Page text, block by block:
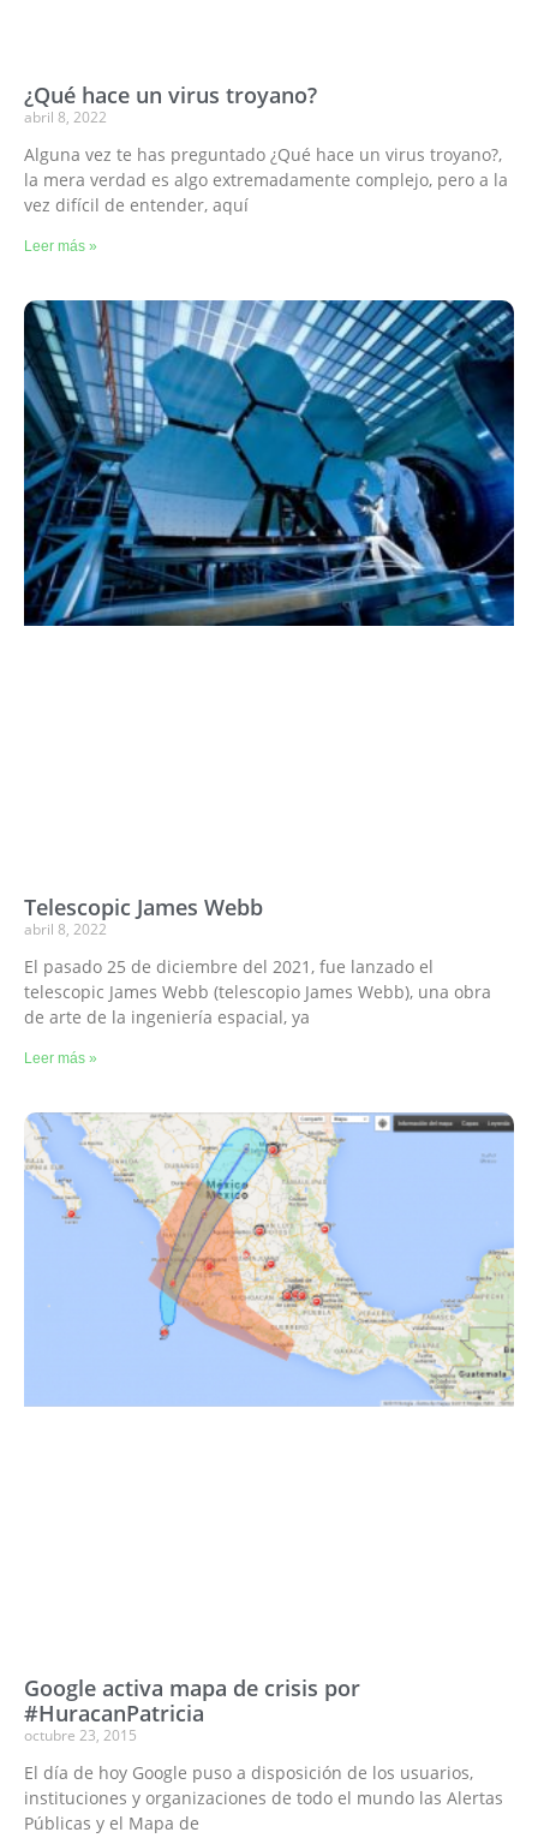
¿Qué hace un virus troyano?
abril 8, 2022
Alguna vez te has preguntado ¿Qué hace un virus troyano?,
la mera verdad es algo extremadamente complejo, pero a la
vez difícil de entender, aquí
Leer más »
Telescopic James Webb
abril 8, 2022
El pasado 25 de diciembre del 2021, fue lanzado el
telescopic James Webb (telescopio James Webb), una obra
de arte de la ingeniería espacial, ya
Leer más »
Google activa mapa de crisis por
#HuracanPatricia
octubre 23, 2015
El día de hoy Google puso a disposición de los usuarios,
instituciones y organizaciones de todo el mundo las Alertas
Públicas y el Mapa de